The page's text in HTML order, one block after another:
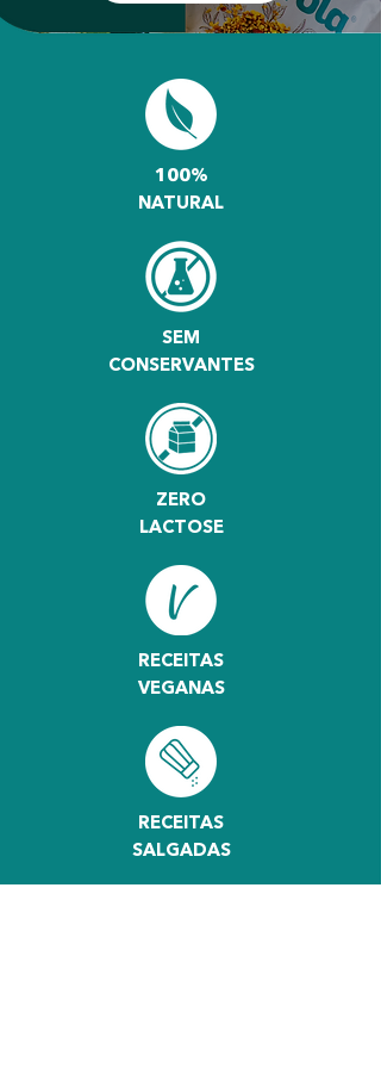
100%
NATURAL
SEM
CONSERVANTES
ZERO
LACTOSE
RECEITAS
VEGANAS
RECEITAS
SALGADAS